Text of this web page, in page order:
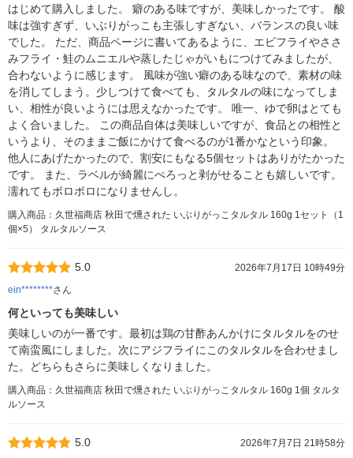
はじめて購入しました。 癖のある味ですが、美味しかったです。 酸
味は強すぎず、いぶりがっこも主張しすぎない、バランスの良い味
でした。 ただ、商品ページに書いてあるように、エビフライやささ
みフライ・鮭のムニエルや蒸したじゃがいもにつけてみましたが、
合わないように感じます。 風味が強い癖のある味なので、素材の味
を消してしまう。少しつけて食べても、タルタルの味になってしま
い、相性が良いようには思えなかったです。 唯一、ゆで卵はとても
よく合いました。 この商品自体は美味しいですが、食品との相性と
いうより、そのままご飯にかけて食べるのが1番かなという印象。
他人にあげたかったので、割安にもなる5個セットはありがたかった
です。 また、ラベルが綺麗にぺろっと剥がせることも嬉しいです。
濡れてもボロボロになりませんし。
購入商品：久世福商店 秋田で燻された いぶりがっこタルタル 160g 1セット（1
個×5） タルタルソース
5.0
2026年7月17日 10時49分
ein********さん
何といっても美味しい
美味しいのが一番です。最初は鶏の甘酢あんかけにタルタルをのせ
て南蛮風にしました。次にアジフライにこのタルタルを合わせまし
た。どちらもさらに美味しくなりました。
購入商品：久世福商店 秋田で燻された いぶりがっこタルタル 160g 1個 タルタ
ルソース
5.0
2026年7月7日 21時58分